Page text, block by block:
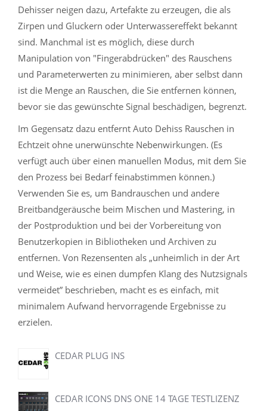
Dehisser neigen dazu, Artefakte zu erzeugen, die als
Zirpen und Gluckern oder Unterwassereffekt bekannt
sind. Manchmal ist es möglich, diese durch
Manipulation von "Fingerabdrücken" des Rauschens
und Parameterwerten zu minimieren, aber selbst dann
ist die Menge an Rauschen, die Sie entfernen können,
bevor sie das gewünschte Signal beschädigen, begrenzt.
Im Gegensatz dazu entfernt Auto Dehiss Rauschen in
Echtzeit ohne unerwünschte Nebenwirkungen. (Es
verfügt auch über einen manuellen Modus, mit dem Sie
den Prozess bei Bedarf feinabstimmen können.)
Verwenden Sie es, um Bandrauschen und andere
Breitbandgeräusche beim Mischen und Mastering, in
der Postproduktion und bei der Vorbereitung von
Benutzerkopien in Bibliotheken und Archiven zu
entfernen. Von Rezensenten als „unheimlich in der Art
und Weise, wie es einen dumpfen Klang des Nutzsignals
vermeidet” beschrieben, macht es es einfach, mit
minimalem Aufwand hervorragende Ergebnisse zu
erzielen.
CEDAR PLUG INS
CEDAR ICONS DNS ONE 14 TAGE TESTLIZENZ